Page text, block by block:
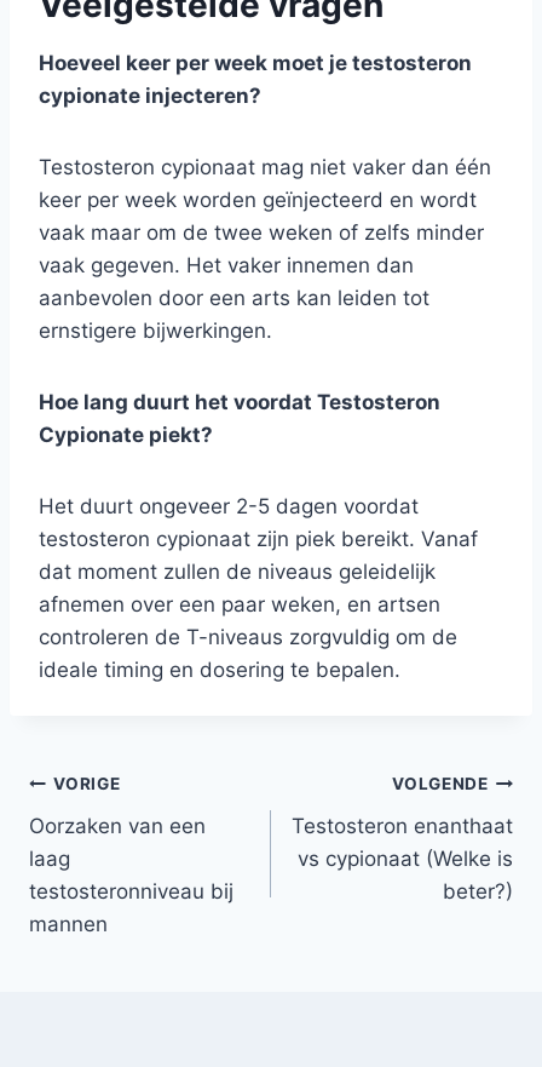
Hoeveel keer per week moet je testosteron
cypionate injecteren?
Testosteron cypionaat mag niet vaker dan één
keer per week worden geïnjecteerd en wordt
vaak maar om de twee weken of zelfs minder
vaak gegeven. Het vaker innemen dan
aanbevolen door een arts kan leiden tot
ernstigere bijwerkingen.
Hoe lang duurt het voordat Testosteron
Cypionate piekt?
Het duurt ongeveer 2-5 dagen voordat
testosteron cypionaat zijn piek bereikt. Vanaf
dat moment zullen de niveaus geleidelijk
afnemen over een paar weken, en artsen
controleren de T-niveaus zorgvuldig om de
ideale timing en dosering te bepalen.
Bericht
navigatie
VORIGE
Oorzaken van een
laag
testosteronniveau bij
mannen
VOLGENDE
Testosteron enanthaat
vs cypionaat (Welke is
beter?)